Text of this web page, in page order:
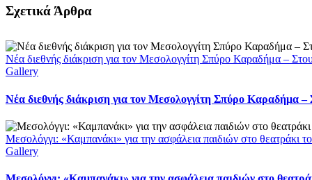
Facebook
X
LinkedIn
WhatsApp
Email
Σχετικά Άρθρα
Νέα διεθνής διάκριση για τον Μεσολογγίτη Σπύρο Καραδήμα –
Gallery
Νέα διεθνής διάκριση για τον Μεσολογγίτη Σπύρο Καραδήμα
Μεσολόγγι: «Καμπανάκι» για την ασφάλεια παιδιών στο θεατράκι
Gallery